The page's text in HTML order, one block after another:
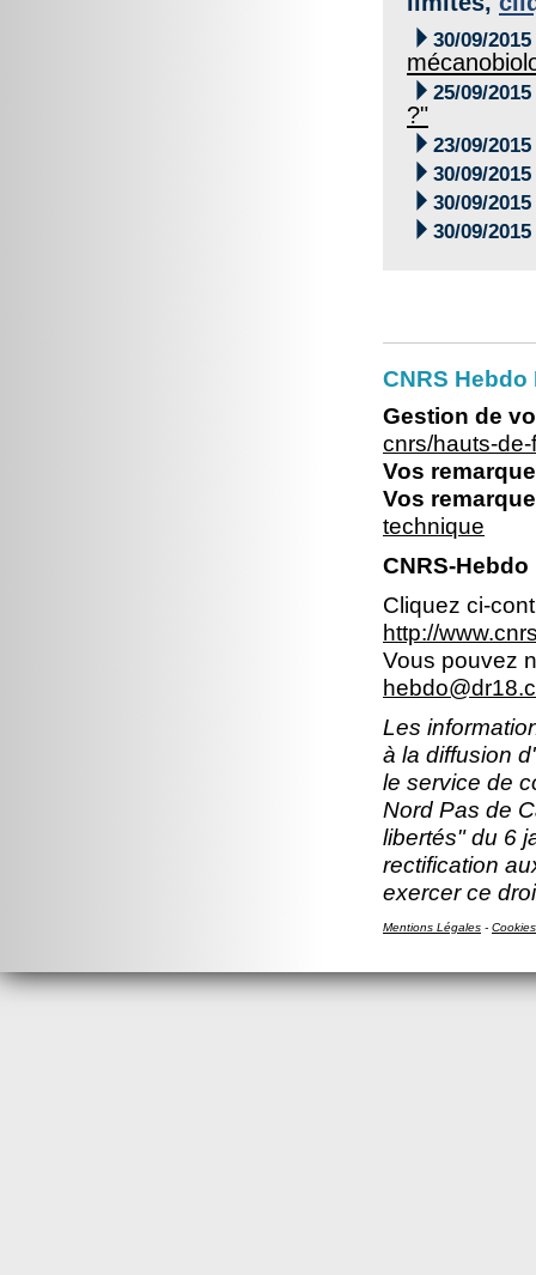
 30/09/2015
 25/09/2015
?"
 23/09/2015
 30/09/2015
 30/09/2015
 30/09/2015
CNRS
Gestion de
cnrs/hauts-
Vos
Vos
technique
CNRS-
Cliquez ci-
http://
Vous pouvez
Les
à la diffusion
le service de
Nord Pas de
libertés" du 6
rectification
exercer ce
Mentions Légales - Cookies